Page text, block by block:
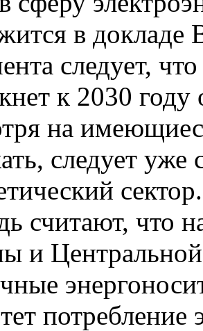
в докладе
следует,
к 2030 году
на
следует уже
считают, что
и
потребление